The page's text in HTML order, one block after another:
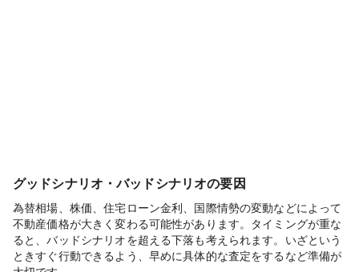
グッドシナリオ・バッドシナリオの要因
為替相場、株価、住宅ローン金利、国際情勢の変動などによって
不動産価格が大きく変わる可能性があります。タイミングが重な
ると、バッドシナリオを超える下落も考えられます。いざという
ときすぐ行動できるよう、早めに具体的な査定をするなど準備が